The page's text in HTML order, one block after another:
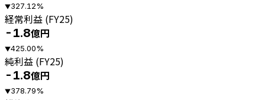
▼327.12%
経常利益 (FY25)
-1.8億円
▼425.00%
純利益 (FY25)
-1.8億円
▼378.79%